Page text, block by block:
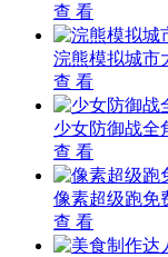
查 看
浣熊模拟城市
查 看
少女防御战全
查 看
像素超级跑免
查 看